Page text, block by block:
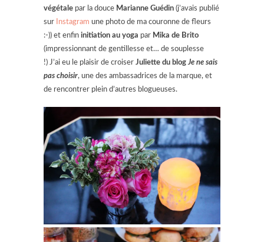
végétale par la douce Marianne Guédin (j’avais publié
sur
Instagram une photo de ma couronne de fleurs
:-)) et enfin initiation au yoga par Mika de Brito
(impressionnant de gentillesse et… de souplesse
!) J’ai eu le plaisir de croiser Juliette du blogJe ne sais
pas choisir, une des ambassadrices de la marque, et
de rencontrer plein d’autres blogueuses.